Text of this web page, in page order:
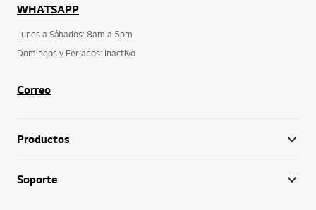
WHATSAPP
Lunes a Sábados: 8am a 5pm
Domingos y Feriados: Inactivo
Correo
Productos
Soporte